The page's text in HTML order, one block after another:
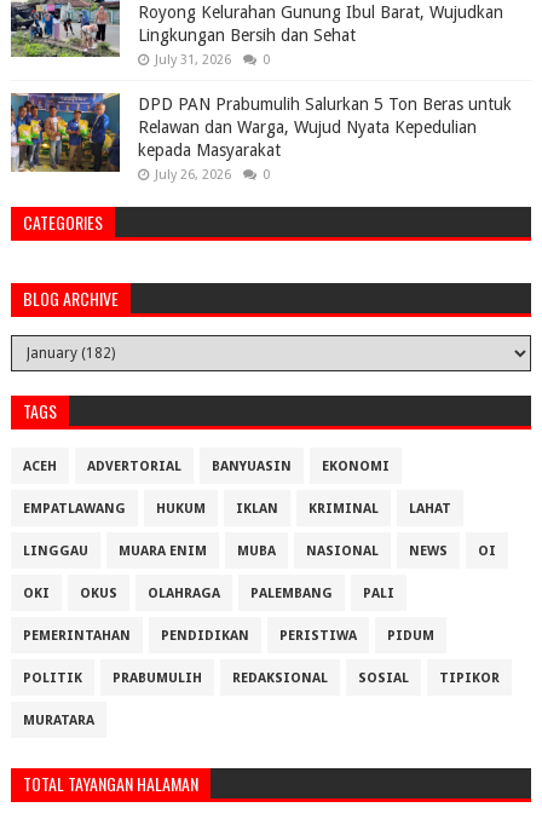
Royong Kelurahan Gunung Ibul Barat, Wujudkan
Lingkungan Bersih dan Sehat
July 31, 2026 0
DPD PAN Prabumulih Salurkan 5 Ton Beras untuk
Relawan dan Warga, Wujud Nyata Kepedulian
kepada Masyarakat
July 26, 2026 0
CATEGORIES
BLOG ARCHIVE
TAGS
ACEH ADVERTORIAL BANYUASIN EKONOMI
EMPATLAWANG HUKUM IKLAN KRIMINAL LAHAT
LINGGAU MUARA ENIM MUBA NASIONAL NEWS OI
OKI OKUS OLAHRAGA PALEMBANG PALI
PEMERINTAHAN PENDIDIKAN PERISTIWA PIDUM
POLITIK PRABUMULIH REDAKSIONAL SOSIAL TIPIKOR
MURATARA
TOTAL TAYANGAN HALAMAN